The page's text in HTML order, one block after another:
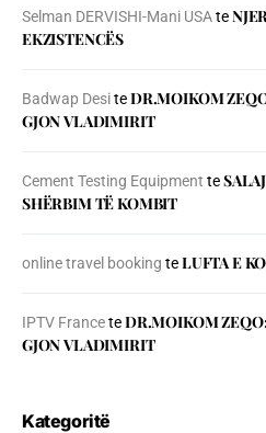
Selman DERVISHI-Mani USAte
EKZISTENCЁS
Badwap DesiteDR.MOIKOM
GJON VLADIMIRIT
Cement Testing Equipment te
SHЁRBIM TЁ KOMBIT
online travel booking teLUFTA E
IPTV FranceteDR.MOIKOM
GJON VLADIMIRIT
Kategoritë